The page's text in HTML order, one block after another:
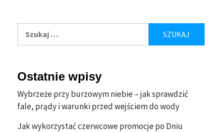
Ostatnie wpisy
Wybrzeże przy burzowym niebie – jak sprawdzić
fale, prądy i warunki przed wejściem do wody
Jak wykorzystać czerwcowe promocje po Dniu